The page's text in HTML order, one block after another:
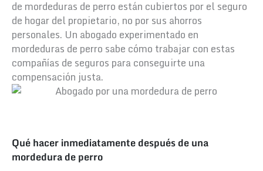
de mordeduras de perro están cubiertos por el seguro
de hogar del propietario, no por sus ahorros
personales. Un abogado experimentado en
mordeduras de perro sabe cómo trabajar con estas
compañías de seguros para conseguirte una
compensación justa.
Qué hacer inmediatamente después de una
mordedura de perro